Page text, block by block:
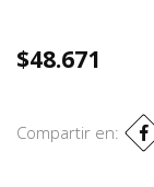
$48.671
Compartir en: